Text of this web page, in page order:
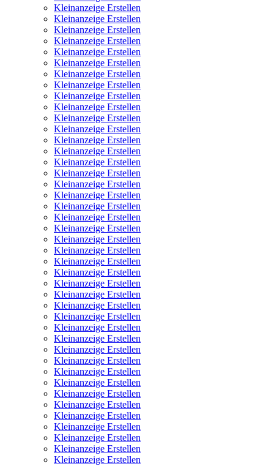
Kleinanzeige Erstellen
Kleinanzeige Erstellen
Kleinanzeige Erstellen
Kleinanzeige Erstellen
Kleinanzeige Erstellen
Kleinanzeige Erstellen
Kleinanzeige Erstellen
Kleinanzeige Erstellen
Kleinanzeige Erstellen
Kleinanzeige Erstellen
Kleinanzeige Erstellen
Kleinanzeige Erstellen
Kleinanzeige Erstellen
Kleinanzeige Erstellen
Kleinanzeige Erstellen
Kleinanzeige Erstellen
Kleinanzeige Erstellen
Kleinanzeige Erstellen
Kleinanzeige Erstellen
Kleinanzeige Erstellen
Kleinanzeige Erstellen
Kleinanzeige Erstellen
Kleinanzeige Erstellen
Kleinanzeige Erstellen
Kleinanzeige Erstellen
Kleinanzeige Erstellen
Kleinanzeige Erstellen
Kleinanzeige Erstellen
Kleinanzeige Erstellen
Kleinanzeige Erstellen
Kleinanzeige Erstellen
Kleinanzeige Erstellen
Kleinanzeige Erstellen
Kleinanzeige Erstellen
Kleinanzeige Erstellen
Kleinanzeige Erstellen
Kleinanzeige Erstellen
Kleinanzeige Erstellen
Kleinanzeige Erstellen
Kleinanzeige Erstellen
Kleinanzeige Erstellen
Kleinanzeige Erstellen